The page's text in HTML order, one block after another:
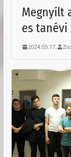
Megnyílt
es tanévi
2024.05.17.